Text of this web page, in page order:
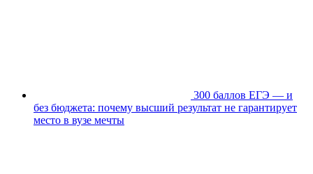
300 баллов ЕГЭ — и
без бюджета: почему высший результат не гарантирует
место в вузе мечты